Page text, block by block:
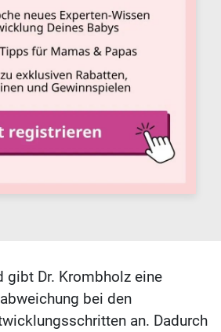
gibt Dr. Krombholz eine
bei den
an. Dadurch